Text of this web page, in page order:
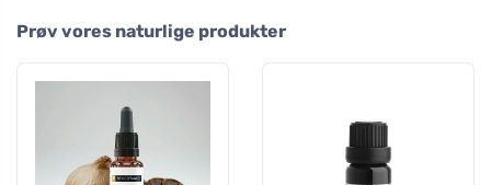
Prøv vores naturlige produkter